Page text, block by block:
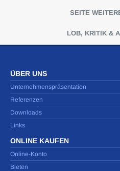
SEITE
LOB, KRITIK &
ÜBER UNS
Unternehmenspräsentation
Referenzen
Downloads
Links
ONLINE KAUFEN
Online-Konto
Bieten